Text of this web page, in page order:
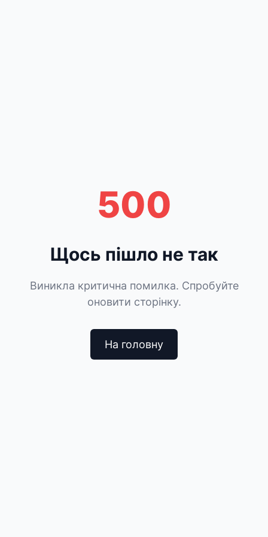
500
Щось пішло не так
Виникла критична помилка. Спробуйте
оновити сторінку.
На головну